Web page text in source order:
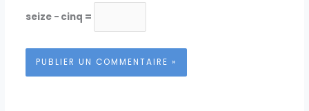
seize − cinq =